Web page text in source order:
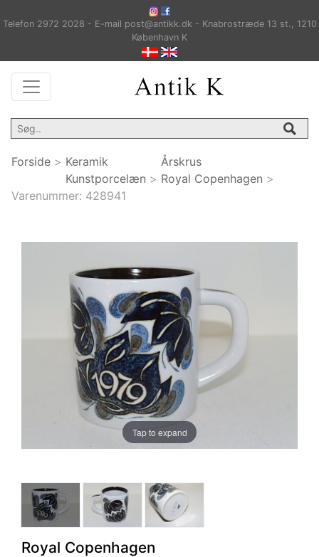
Telefon 2972 2028 - E-mail post@antikk.dk - Knabrostræde 13 st., 1210
København K
Forside > Keramik
Kunstporcelæn >
Årskrus
Royal Copenhagen >
Varenummer: 428941
Tap to expand
Royal Copenhagen